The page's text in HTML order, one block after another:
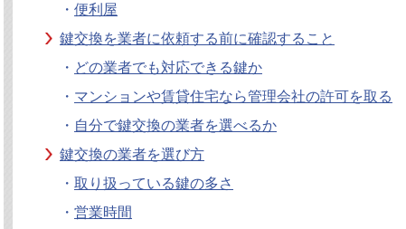
・ 便利屋
鍵交換を業者に依頼する前に確認すること
・ どの業者でも対応できる鍵か
・ マンションや賃貸住宅なら管理会社の許可を取る
・ 自分で鍵交換の業者を選べるか
鍵交換の業者を選び方
・ 取り扱っている鍵の多さ
・ 営業時間